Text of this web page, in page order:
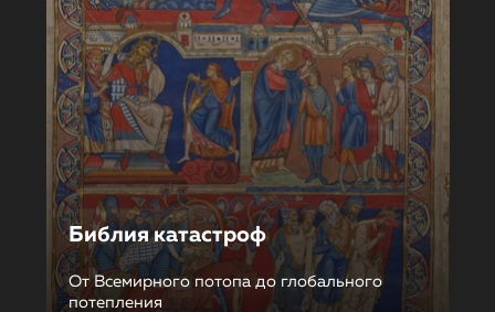
Библия катастроф
От Всемирного потопа до глобального
потепления